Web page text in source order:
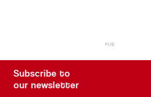
Subscribe to
our newsletter